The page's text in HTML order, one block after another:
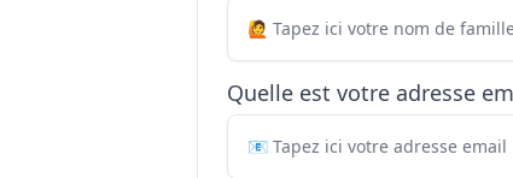
Quelle est votre adresse